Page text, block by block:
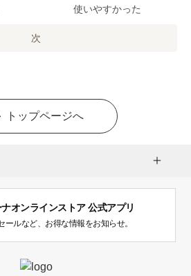
使いやすかった
次
トップページへ
オンラインストア 公式アプリ
ールなど、お得な情報をお知らせ。